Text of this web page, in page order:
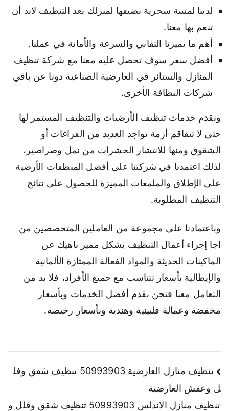
لدينا لمسة سحرية نضيفها لمنزلك بعد التنظيف لابد أن
تنعم بها معنا.
أهم ما يميزنا التفاني والسرعة والأمانة في عملنا.
أفضل سعر سوف تحصل عليه معنا مع شركة تنظيف
المنازل والستائر في العارضية الصناعية دونا عن باقي
شركات النظافة الأخرى.
ونقدم خدمات تنظيف الأرضيات والتنظيف المستمر لها
حتى لا تتفاقم أزمة تواجد العديد من الفراغات أو
الشقوق ومنها للانتشار الحشرات من نمل وصراصير،
لذلك اعتمدنا في شركتنا على أفضل المنظفات الأرضية
على الإطلاق والملمعات المميزة للحصول على نتائج
التنظيف المطلوبة.
وباعتمادنا على مجموعة من العاملين المتخصصين من
اجا إجراء أعمال التنظيف بشكل مميز ناهيك عن
الماكينات الحديثة والمواد الفعالة الممتازة الألمانية
والإيطالية بأسعار تتناسب مع جميع الأفراد، فلا بد من
التعامل معنا فنحن نقدم أفضل الخدمات وبأسعار
مخفضة وعمالة فلبينية وهندية وبأسعار رخيصة.
تنظيف منازل العارضية 50993903 تنظيف شقق وفل
ل وعفش العارضية
تنظيف منازل الاندلس 50993903 تنظيف شقق وفلل و